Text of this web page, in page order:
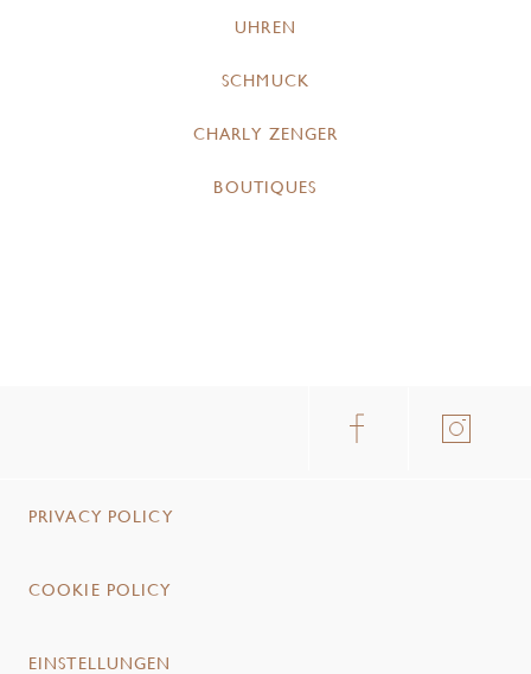
UHREN
SCHMUCK
CHARLY ZENGER
BOUTIQUES
PRIVACY POLICY
COOKIE POLICY
EINSTELLUNGEN